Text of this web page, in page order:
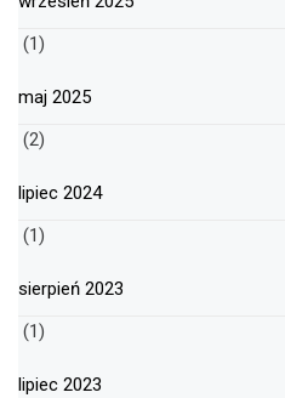
(1)
maj 2025
(2)
lipiec 2024
(1)
sierpień 2023
(1)
lipiec 2023